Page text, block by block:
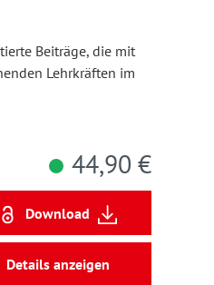
Beiträge, die mit
Lehrkräften im
44,90 €
Download
Details anzeigen